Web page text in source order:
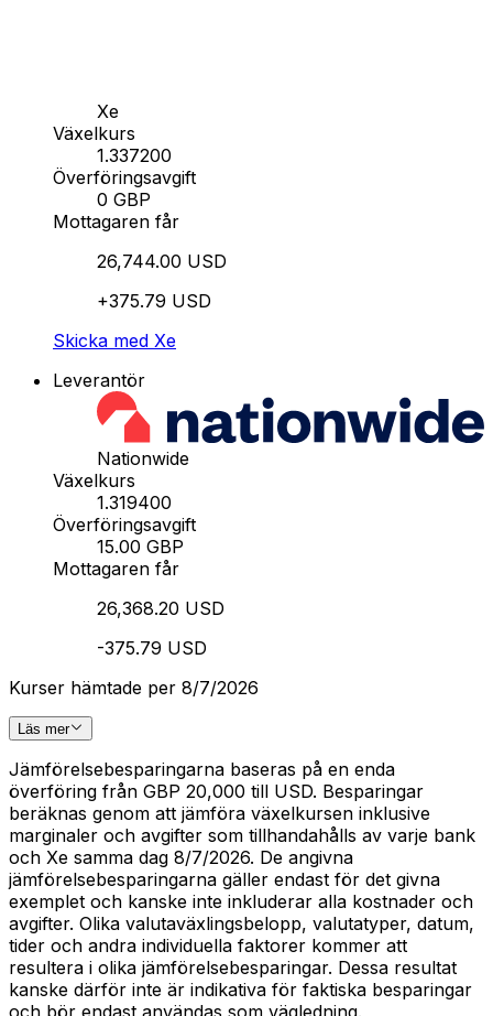
Xe
Växelkurs
1.337200
Överföringsavgift
0 GBP
Mottagaren får
26,744.00 USD
+375.79 USD
Skicka med Xe
Leverantör
Nationwide
Växelkurs
1.319400
Överföringsavgift
15.00 GBP
Mottagaren får
26,368.20 USD
-375.79 USD
Kurser hämtade per 8/7/2026
Läs mer
Jämförelsebesparingarna baseras på en enda
överföring från GBP 20,000 till USD. Besparingar
beräknas genom att jämföra växelkursen inklusive
marginaler och avgifter som tillhandahålls av varje bank
och Xe samma dag 8/7/2026. De angivna
jämförelsebesparingarna gäller endast för det givna
exemplet och kanske inte inkluderar alla kostnader och
avgifter. Olika valutaväxlingsbelopp, valutatyper, datum,
tider och andra individuella faktorer kommer att
resultera i olika jämförelsebesparingar. Dessa resultat
kanske därför inte är indikativa för faktiska besparingar